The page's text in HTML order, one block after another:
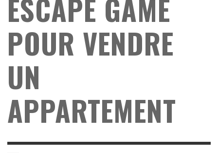
ESCAPE GAME
POUR VENDRE
UN
APPARTEMENT